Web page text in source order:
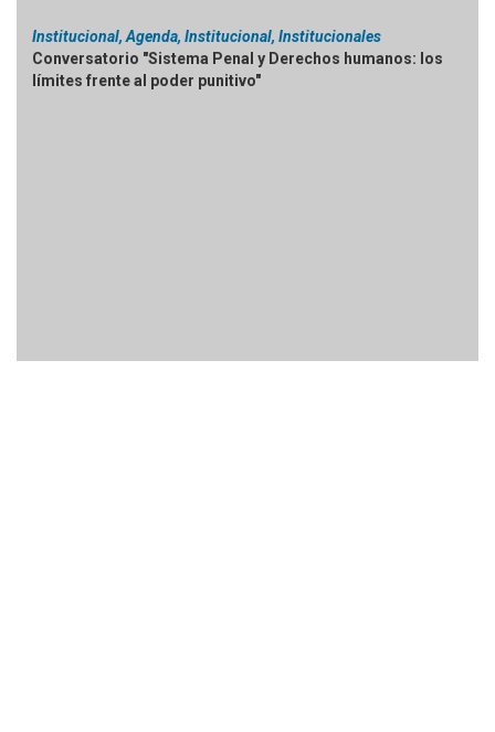
Institucional, Agenda, Institucional, Institucionales
Conversatorio "Sistema Penal y Derechos humanos: los
límites frente al poder punitivo"